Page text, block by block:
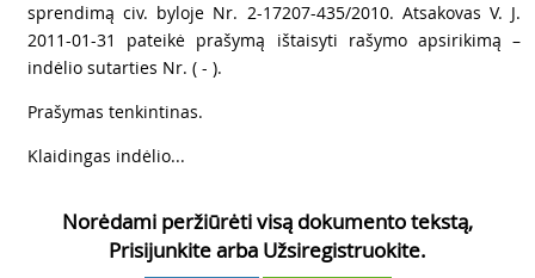
sprendimą civ. byloje Nr. 2-17207-435/2010. Atsakovas V. J.
2011-01-31 pateikė prašymą ištaisyti rašymo apsirikimą –
indėlio sutarties Nr. ( - ).
Prašymas tenkintinas.
Klaidingas indėlio...
Norėdami peržiūrėti visą dokumento tekstą,
Prisijunkite arba Užsiregistruokite.